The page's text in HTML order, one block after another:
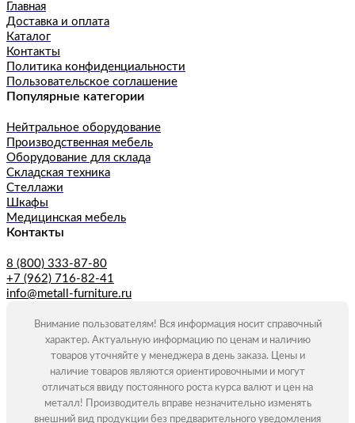
Главная
Доставка и оплата
Каталог
Контакты
Политика конфиденциальности
Пользовательское соглашение
Популярные категории
Нейтральное оборудование
Производственная мебель
Оборудование для склада
Складская техника
Стеллажи
Шкафы
Медицинская мебель
Контакты
8 (800) 333-87-80
+7 (962) 716-82-41
info@metall-furniture.ru
Внимание пользователям! Вся информация носит справочный
характер. Актуальную информацию по ценам и наличию
товаров уточняйте у менеджера в день заказа. Цены и
наличие товаров являются ориентировочными и могут
отличаться ввиду постоянного роста курса валют и цен на
металл! Производитель вправе незначительно изменять
внешний вид продукции без предварительного уведомления